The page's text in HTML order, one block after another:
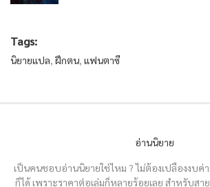
Tags:
นิยายแปล, ฝึกตน, แฟนตาซี
อ่านนิยาย
เป็นคนชอบอ่านนิยายใช่ไหม ? ไม่ต้องเปลืองงบ
ก็ได้ เพราะราคาต่อเล่มก็หลายร้อยเลย สำหรับส